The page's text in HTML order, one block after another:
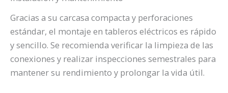
Gracias a su carcasa compacta y perforaciones
estándar, el montaje en tableros eléctricos es rápido
y sencillo. Se recomienda verificar la limpieza de las
conexiones y realizar inspecciones semestrales para
mantener su rendimiento y prolongar la vida útil.